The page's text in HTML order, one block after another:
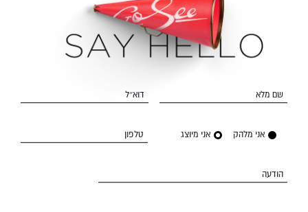
שם מלא דוא״ל
אני מלהק אני מיוצג טלפון
הודעה